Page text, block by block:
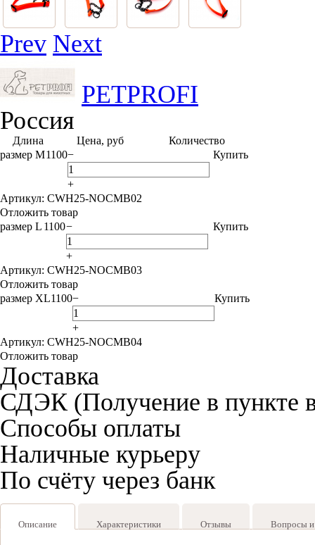
Prev Next
PETPROFI
Россия
Длина Цена, руб
Количество
размер M1100−
+
Купить
Артикул: CWH25-NOCMB02
Отложить товар
размер L 1100−
+
Купить
Артикул: CWH25-NOCMB03
Отложить товар
размер XL1100−
+
Купить
Артикул: CWH25-NOCMB04
Отложить товар
Доставка
СДЭК (Получение в пункте
Способы оплаты
Наличные курьеру
По счёту через банк
Описание Характеристики Отзывы Вопросы и